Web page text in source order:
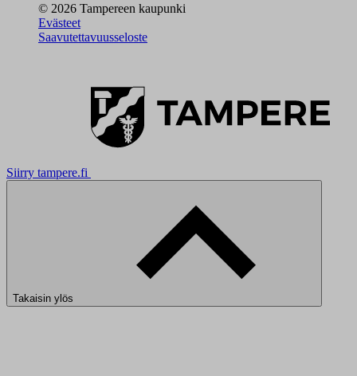
© 2026 Tampereen kaupunki
Evästeet
Saavutettavuusseloste
Siirry tampere.fi
Takaisin ylös